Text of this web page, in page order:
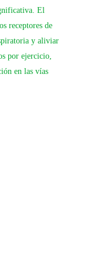
El
receptores de
y aliviar
por ejercicio,
en las vías